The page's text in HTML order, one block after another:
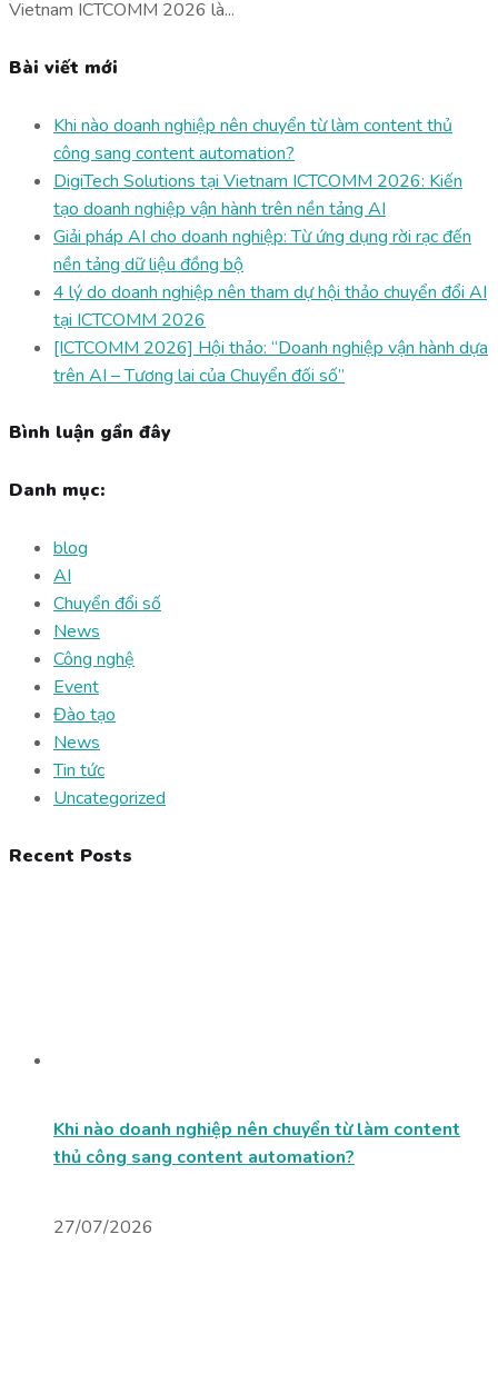
Vietnam ICTCOMM 2026 là...
Bài viết mới
Khi nào doanh nghiệp nên chuyển từ làm content thủ
công sang content automation?
DigiTech Solutions tại Vietnam ICTCOMM 2026: Kiến
tạo doanh nghiệp vận hành trên nền tảng AI
Giải pháp AI cho doanh nghiệp: Từ ứng dụng rời rạc đến
nền tảng dữ liệu đồng bộ
4 lý do doanh nghiệp nên tham dự hội thảo chuyển đổi AI
tại ICTCOMM 2026
[ICTCOMM 2026] Hội thảo: “Doanh nghiệp vận hành dựa
trên AI – Tương lai của Chuyển đối số”
Bình luận gần đây
Danh mục:
blog
AI
Chuyển đổi số
News
Công nghệ
Event
Đào tạo
News
Tin tức
Uncategorized
Recent Posts
Khi nào doanh nghiệp nên chuyển từ làm content
thủ công sang content automation?
27/07/2026